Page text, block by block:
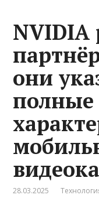
NVIDIA
они
полные
28.03.2025